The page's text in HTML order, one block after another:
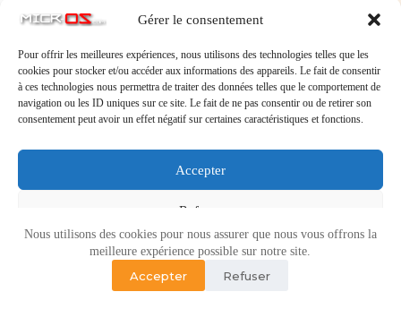
Gérer le consentement
Pour offrir les meilleures expériences, nous utilisons des technologies telles que les
cookies pour stocker et/ou accéder aux informations des appareils. Le fait de consentir
à ces technologies nous permettra de traiter des données telles que le comportement de
navigation ou les ID uniques sur ce site. Le fait de ne pas consentir ou de retirer son
consentement peut avoir un effet négatif sur certaines caractéristiques et fonctions.
Accepter
Refuser
Voir les préférences
Politique de cookiesPolitique de confidentialité
Nous utilisons des cookies pour nous assurer que nous vous offrons la
meilleure expérience possible sur notre site.
Accepter Refuser
Canon CL-561 - cyan, magenta, jaune - cartouche
d'encre originale
Canon CL-561 – cyan, magenta, jaune – cartouche